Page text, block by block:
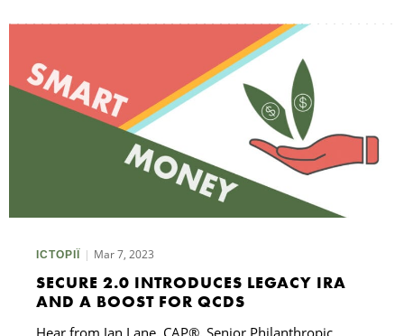
ІСТОРІЇ Mar 7, 2023
SECURE 2.0 INTRODUCES LEGACY IRA
AND A BOOST FOR QCDS